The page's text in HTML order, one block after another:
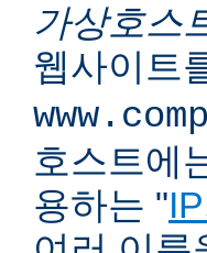
가상호스
웹사이트
호스트에
용하는 "